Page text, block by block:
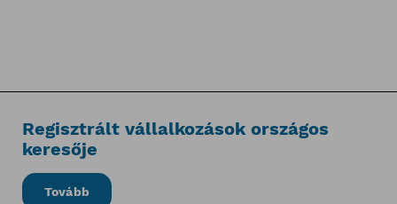
Regisztrált vállalkozások országos
keresője
Tovább